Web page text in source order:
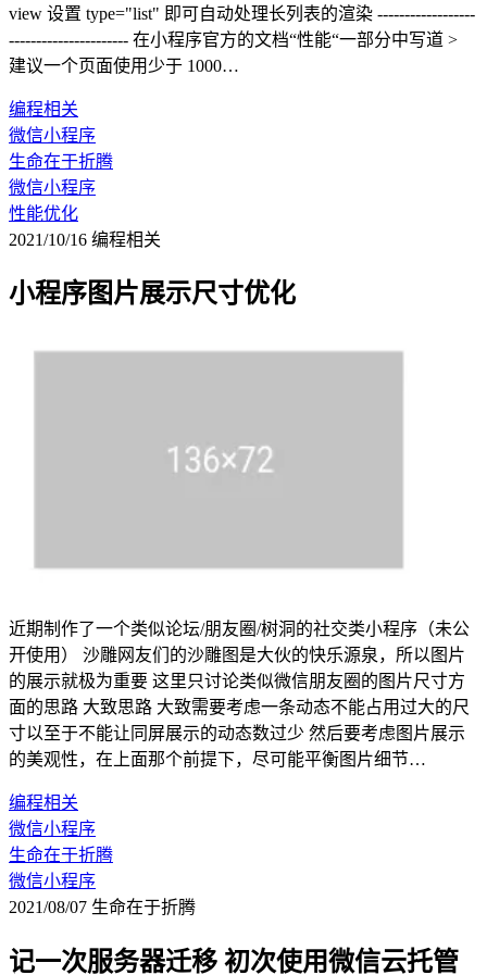
view 设置 type="list" 即可自动处理长列表的渲染 ------------------
---------------------- 在小程序官方的文档“性能“一部分中写道 >
建议一个页面使用少于 1000…
编程相关
微信小程序
生命在于折腾
微信小程序
性能优化
2021/10/16 编程相关
小程序图片展示尺寸优化
近期制作了一个类似论坛/朋友圈/树洞的社交类小程序（未公
开使用） 沙雕网友们的沙雕图是大伙的快乐源泉，所以图片
的展示就极为重要 这里只讨论类似微信朋友圈的图片尺寸方
面的思路 大致思路 大致需要考虑一条动态不能占用过大的尺
寸以至于不能让同屏展示的动态数过少 然后要考虑图片展示
的美观性，在上面那个前提下，尽可能平衡图片细节…
编程相关
微信小程序
生命在于折腾
微信小程序
2021/08/07 生命在于折腾
记一次服务器迁移 初次使用微信云托管